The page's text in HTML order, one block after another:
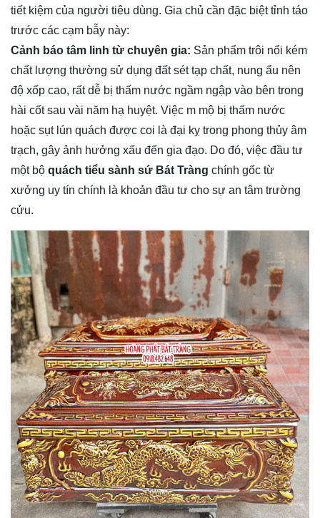
tiết kiệm của người tiêu dùng. Gia chủ cần đặc biệt tỉnh táo
trước các cạm bẫy này:
Cảnh báo tâm linh từ chuyên gia: Sản phẩm trôi nổi kém
chất lượng thường sử dụng đất sét tạp chất, nung ẩu nên
độ xốp cao, rất dễ bị thấm nước ngầm ngập vào bên trong
hài cốt sau vài năm hạ huyệt. Việc m mộ bị thấm nước
hoặc sụt lún quách được coi là đại kỵ trong phong thủy âm
trạch, gây ảnh hưởng xấu đến gia đạo. Do đó, việc đầu tư
một bộ quách tiểu sành sứ Bát Tràng chính gốc từ
xưởng uy tín chính là khoản đầu tư cho sự an tâm trường
cửu.